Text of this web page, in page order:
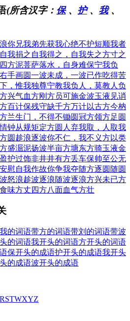
(所含汉字： 保、 护、 我、
你兄我弟先获我心绝不护短顺我者
我捐之 自我得之，自我失之方寸之
方泥菩萨落水，自身难保宁我负
手画圆一波未成，一波已作吃得苦
，惟我独尊宁教我负人，莫教人负
兴气血方刚 方员可施金波玉液 见诮
百计保残守缺千方万计以古方今枘
方兰生门，不得不锄圆冠方领方足圆
钟从规矩定方圆 人弃我取，人取我
圆 趁浪逐波你不仁，我不义方以类
盛淈泥扬波半亩方塘东方骑玉液金
护过饰非井井有方丢车保帅至公无
慰自我作故你争我夺随方逐圆 随圆
怒浪趁波逐浪随波逐浪方兴未已方
食味方丈 四方八面血气方壮
的词语带方的词语带刘的词语带波
的词语我开头的词语方开头的词语
保开头的成语护开头的成语我开头
的成语波开头的成语
RSTWXYZ